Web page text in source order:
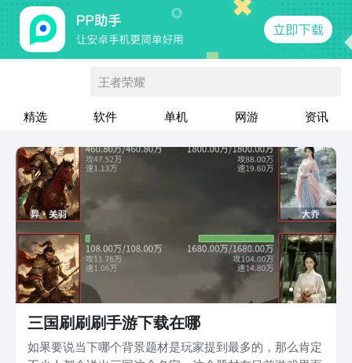
王者荣耀
精选 软件 单机 网游 资讯
三国刷刷刷手游下载在哪
如果要说当下哪个背景题材是玩家提到最多的，那么肯定